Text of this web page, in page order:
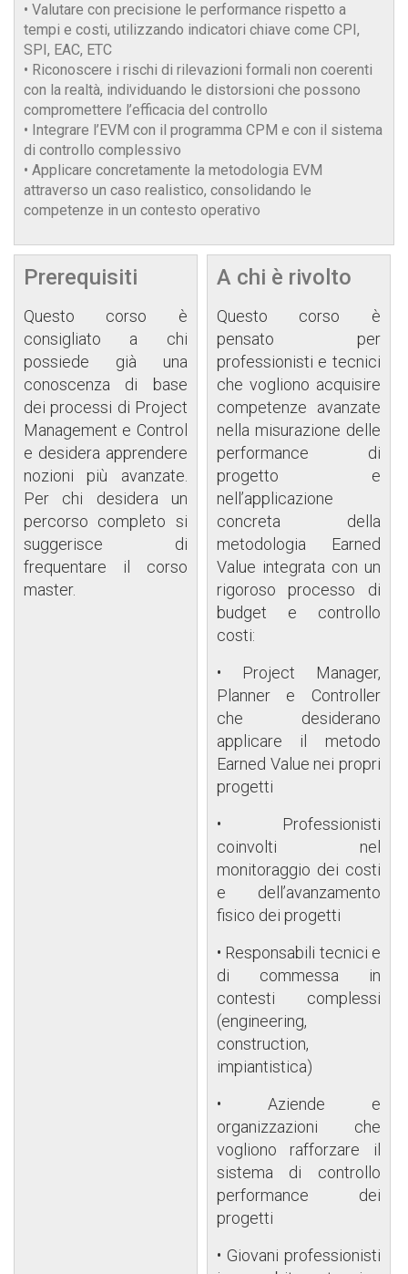
• Valutare con precisione le performance rispetto a
tempi e costi, utilizzando indicatori chiave come CPI,
SPI, EAC, ETC
• Riconoscere i rischi di rilevazioni formali non coerenti
con la realtà, individuando le distorsioni che possono
compromettere l’efficacia del controllo
• Integrare l’EVM con il programma CPM e con il sistema
di controllo complessivo
• Applicare concretamente la metodologia EVM
attraverso un caso realistico, consolidando le
competenze in un contesto operativo
Prerequisiti
Questo corso è
consigliato a chi
possiede già una
conoscenza di base
dei processi di Project
Management e Control
e desidera apprendere
nozioni più avanzate.
Per chi desidera un
percorso completo si
suggerisce di
frequentare il corso
master.
A chi è rivolto
Questo corso è
pensato per
professionisti e tecnici
che vogliono acquisire
competenze avanzate
nella misurazione delle
performance di
progetto e
nell’applicazione
concreta della
metodologia Earned
Value integrata con un
rigoroso processo di
budget e controllo
costi:
• Project Manager,
Planner e Controller
che desiderano
applicare il metodo
Earned Value nei propri
progetti
• Professionisti
coinvolti nel
monitoraggio dei costi
e dell’avanzamento
fisico dei progetti
• Responsabili tecnici e
di commessa in
contesti complessi
(engineering,
construction,
impiantistica)
• Aziende e
organizzazioni che
vogliono rafforzare il
sistema di controllo
performance dei
progetti
• Giovani professionisti